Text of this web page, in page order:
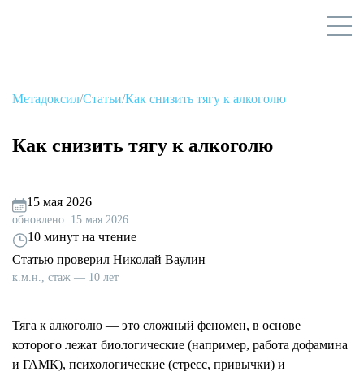
Метадоксил/Статьи/Как снизить тягу к алкоголю
Как снизить тягу к алкоголю
15 мая 2026
обновлено: 15 мая 2026
10 минут на чтение
Статью проверил Николай Ваулин
к.м.н., стаж — 10 лет
Тяга к алкоголю — это сложный феномен, в основе
которого лежат биологические (например, работа дофамина
и ГАМК), психологические (стресс, привычки) и